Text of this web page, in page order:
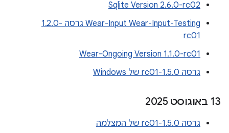
Sqlite Version 2.6.0-rc02
Wear-Input Wear-Input-Testing גרסה ‎1.2.0-
rc01
Wear-Ongoing Version 1.1.0-rc01
גרסה 1.5.0-rc01 של Windows
‫13 באוגוסט 2025
גרסה 1.5.0-rc01 של המצלמה